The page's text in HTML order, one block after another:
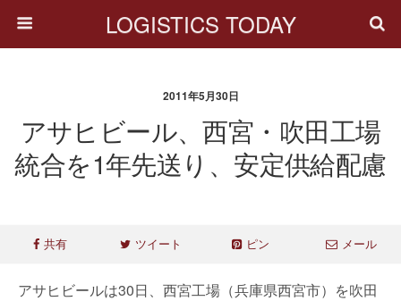
LOGISTICS TODAY
2011年5月30日
アサヒビール、西宮・吹田工場
統合を1年先送り、安定供給配慮
共有 ツイート ピン メール
アサヒビールは30日、西宮工場（兵庫県西宮市）を吹田